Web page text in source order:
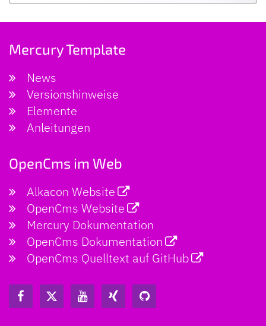
Mercury Template
News
Versionshinweise
Elemente
Anleitungen
OpenCms im Web
Alkacon Website
OpenCms Website
Mercury Dokumentation
OpenCms Dokumentation
OpenCms Quelltext auf GitHub